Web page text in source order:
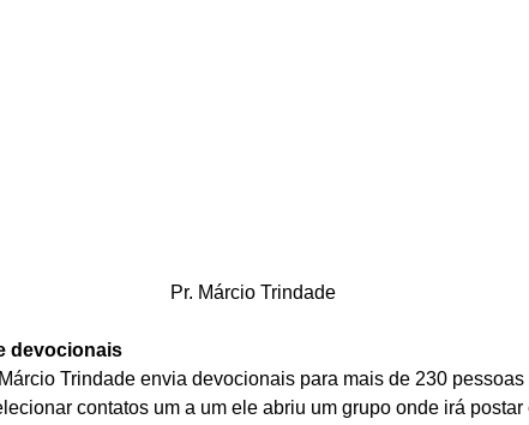
Pr. Márcio Trindade
devocionais
Trindade envia devocionais para mais de 230
contatos um a um ele abriu um grupo onde irá